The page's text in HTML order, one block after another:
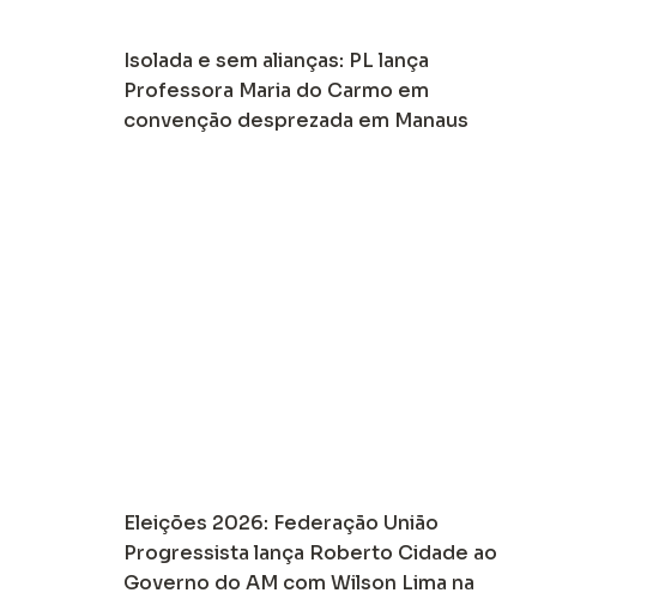
Isolada e sem alianças: PL lança
Professora Maria do Carmo em
convenção desprezada em Manaus
Eleições 2026: Federação União
Progressista lança Roberto Cidade ao
Governo do AM com Wilson Lima na